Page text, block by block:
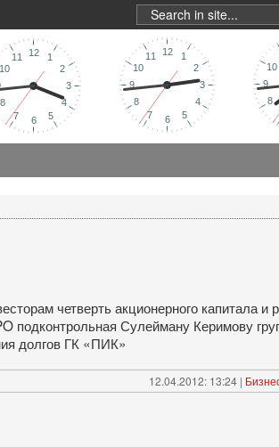
четверть акционерного капитала и
подконтрольная Сулейману Керимову
долгов ГК «ПИК»
12.04.2012: 13:24 |